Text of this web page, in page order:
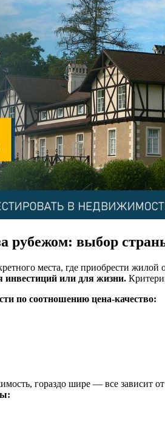
рубежом: выбор
места, где приобрести жилой
или для жизни.
по соотношению цена-качество:
гораздо шире — все зависит